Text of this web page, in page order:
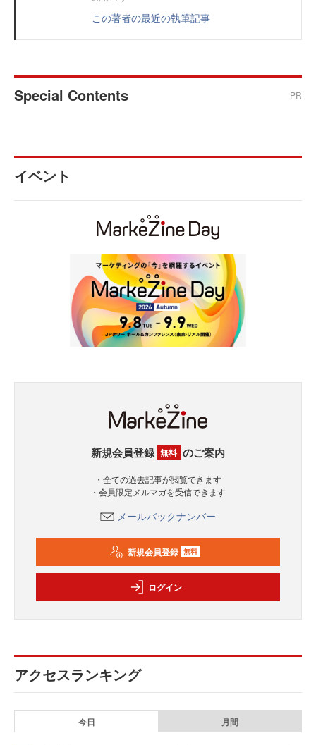
この著者の最近の執筆記事
Special Contents PR
イベント
新規会員登録 無料 のご案内
・全ての過去記事が閲覧できます
・会員限定メルマガを受信できます
メールバックナンバー
新規会員登録 無料
ログイン
アクセスランキング
今日 月間